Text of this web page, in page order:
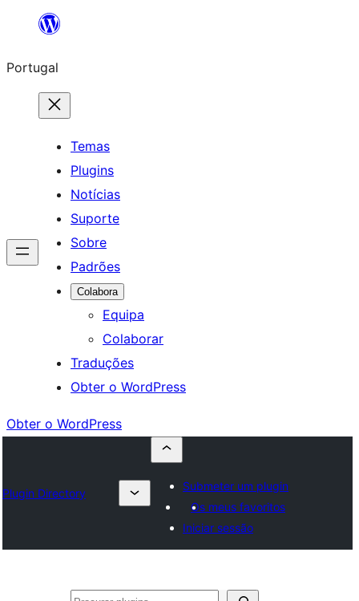
Saltar
o
conteúdo
Portugal
Temas
Plugins
Notícias
Suporte
Sobre
Padrões
Colabora
Equipa
Colaborar
Traduções
Obter o WordPress
Obter o WordPress
Plugin Directory
Submeter um plugin
Os meus favoritos
Iniciar sessão